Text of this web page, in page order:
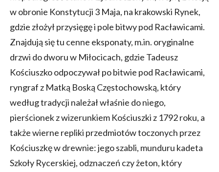
w obronie Konstytucji 3 Maja, na krakowski Rynek,
gdzie złożył przysięgę i pole bitwy pod Racławicami.
Znajdują się tu cenne eksponaty, m.in. oryginalne
drzwi do dworu w Miłocicach, gdzie Tadeusz
Kościuszko odpoczywał po bitwie pod Racławicami,
ryngraf z Matką Boską Częstochowską, który
według tradycji należał właśnie do niego,
pierścionek z wizerunkiem Kościuszki z 1792 roku, a
także wierne repliki przedmiotów toczonych przez
Kościuszkę w drewnie: jego szabli, munduru kadeta
Szkoły Rycerskiej, odznaczeń czy żeton, który